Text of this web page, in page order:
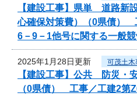
【建設工事】県単 道路新
心確保対策費）（0県債）
6－9－1他号に関する一般
2025年1月28日更新 可茂土木
【建設工事】公共 防災・
（0県債） 工事／工建2第